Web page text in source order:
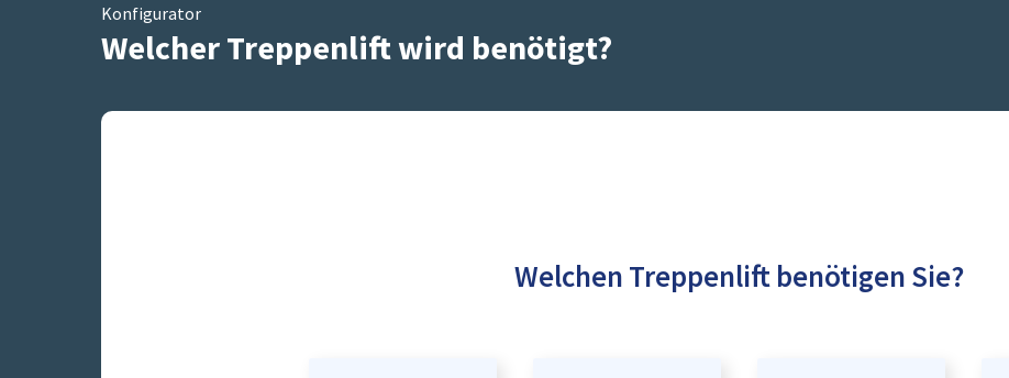
Konfigurator
Welcher Treppenlift wird benötigt?
Welchen Treppenlift benötigen Sie?